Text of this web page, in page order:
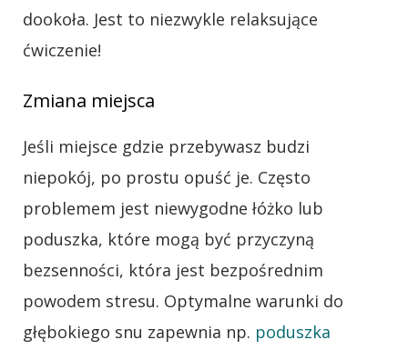
dookoła. Jest to niezwykle relaksujące
ćwiczenie!
Zmiana miejsca
Jeśli miejsce gdzie przebywasz budzi
niepokój, po prostu opuść je. Często
problemem jest niewygodne łóżko lub
poduszka, które mogą być przyczyną
bezsenności, która jest bezpośrednim
powodem stresu. Optymalne warunki do
głębokiego snu zapewnia np. poduszka